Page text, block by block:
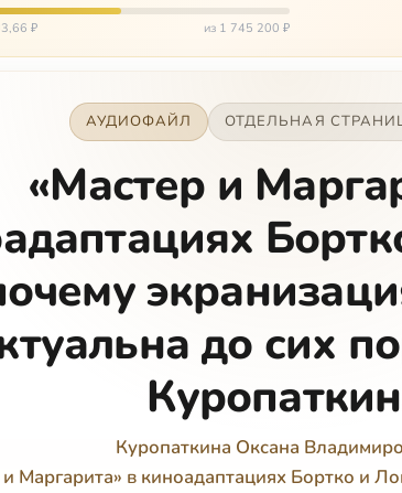
беспом…
₽ из 1 745 200 ₽
АУДИОФАЙЛ ОТДЕЛЬНАЯ
«Мастер и
до сих
Куропаткина Оксана
Маргарита» в киноадаптациях Бортко и